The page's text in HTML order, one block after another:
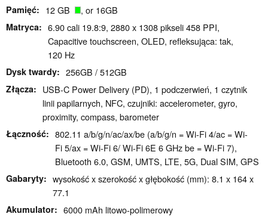
Pamięć 12 GB , or 16GB
Matryca
6.90 cali 19.8:9, 2880 x 1308 pikseli 458 PPI,
Capacitive touchscreen, OLED, refleksująca: tak,
120 Hz
Dysk twardy 256GB / 512GB
Złącza
USB-C Power Delivery (PD), 1 podczerwień, 1 czytnik
linii papilarnych, NFC, czujniki: accelerometer, gyro,
proximity, compass, barometer
Łączność
802.11 a/​b/​g/​n/​ac/​ax/​be (a/b/g/n = Wi-Fi 4/ac = Wi-
Fi 5/ax = Wi-Fi 6/ Wi-Fi 6E 6 GHz be = Wi-Fi 7),
Bluetooth 6.0, GSM, UMTS, LTE, 5G, Dual SIM, GPS
Gabaryty
wysokość x szerokość x głębokość (mm): 8.1 x 164 x
77.1
Akumulator 6000 mAh litowo-polimerowy